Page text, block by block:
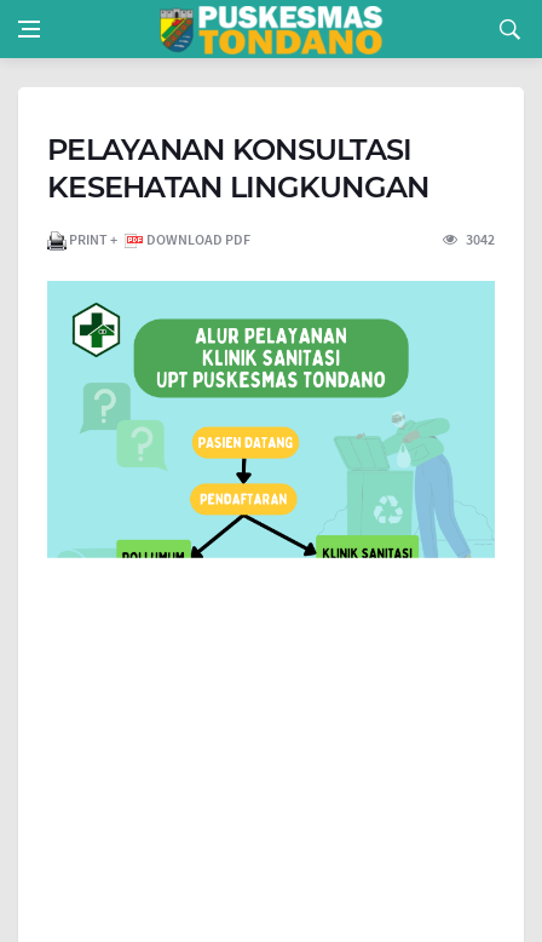
PELAYANAN KONSULTASI
KESEHATAN LINGKUNGAN
PRINT + DOWNLOAD PDF 3042